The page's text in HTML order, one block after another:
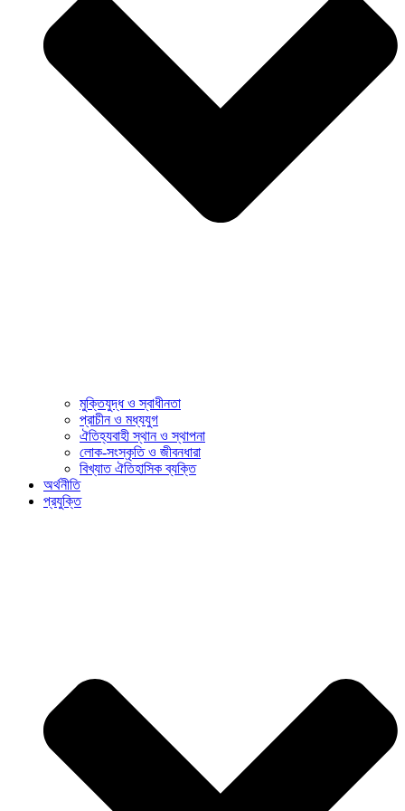
মুক্তিযুদ্ধ ও স্বাধীনতা
প্রাচীন ও মধ্যযুগ
ঐতিহ্যবাহী স্থান ও স্থাপনা
লোক-সংস্কৃতি ও জীবনধারা
বিখ্যাত ঐতিহাসিক ব্যক্তি
অর্থনীতি
প্রযুক্তি